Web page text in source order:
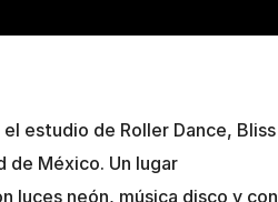
estudio de Roller Dance, Bliss
de México. Un lugar
luces neón, música disco y con